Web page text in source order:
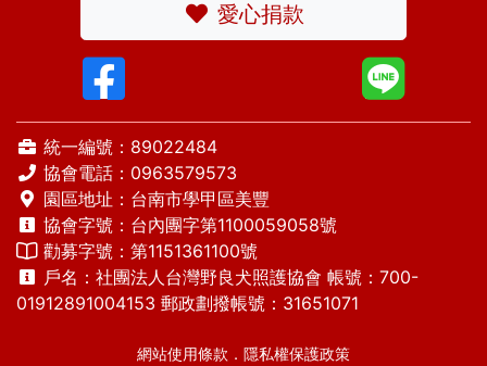
愛心捐款
統一編號：89022484
協會電話： 0963579573
園區地址：台南市學甲區美豐
協會字號：台內團字第1100059058號
勸募字號：第1151361100號
戶名：社團法人台灣野良犬照護協會 帳號：700-
01912891004153 郵政劃撥帳號：31651071
網站使用條款 ． 隱私權保護政策